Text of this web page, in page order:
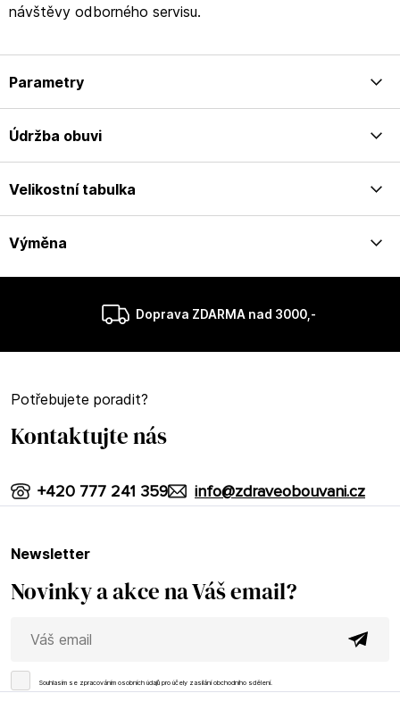
návštěvy odborného servisu.
Parametry
Údržba obuvi
Velikostní tabulka
Výměna
Doprava ZDARMA nad 3000,-
Potřebujete poradit?
Kontaktujte nás
info@zdraveobouvani.cz
+420 777 241 359
newsletter
Novinky a akce na Váš email?
Souhlasím se zpracováním osobních údajů pro účely zasílání obchodního sdělení.